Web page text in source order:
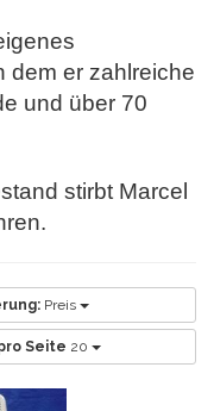
dem er zahlreiche
und über 70
stirbt Marcel
Preis
Seite 20